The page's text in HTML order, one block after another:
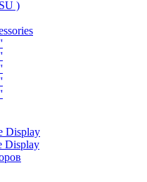
)
Display
Display